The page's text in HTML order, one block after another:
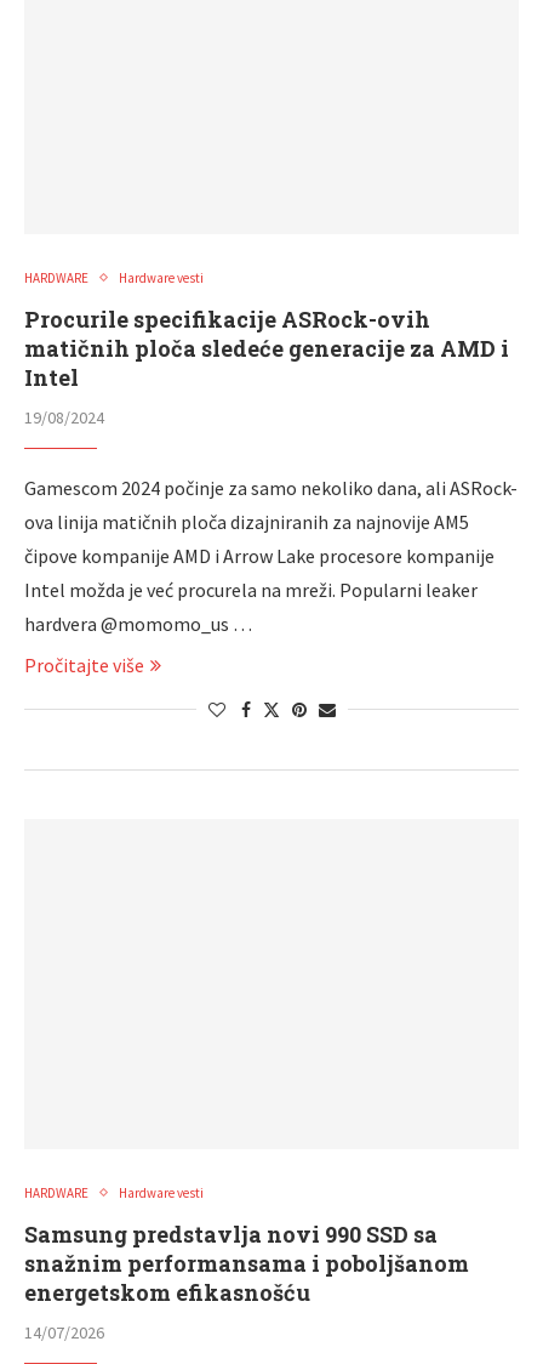
HARDWARE Hardware vesti
Procurile specifikacije ASRock-ovih
matičnih ploča sledeće generacije za AMD i
Intel
19/08/2024
Gamescom 2024 počinje za samo nekoliko dana, ali ASRock-
ova linija matičnih ploča dizajniranih za najnovije AM5
čipove kompanije AMD i Arrow Lake procesore kompanije
Intel možda je već procurela na mreži. Popularni leaker
hardvera @momomo_us …
Pročitajte više
HARDWARE Hardware vesti
Samsung predstavlja novi 990 SSD sa
snažnim performansama i poboljšanom
energetskom efikasnošću
14/07/2026